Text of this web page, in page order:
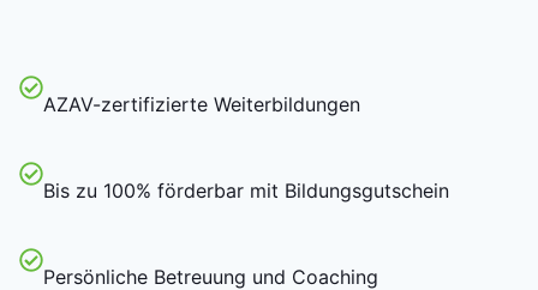
AZAV-zertifizierte Weiterbildungen
Bis zu 100% förderbar mit Bildungsgutschein
Persönliche Betreuung und Coaching